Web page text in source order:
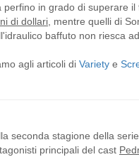
in grado di superare
di dollari , mentre quelli di
baffuto non riesca
agli articoli di Variety e
seconda stagione della
principali del cast